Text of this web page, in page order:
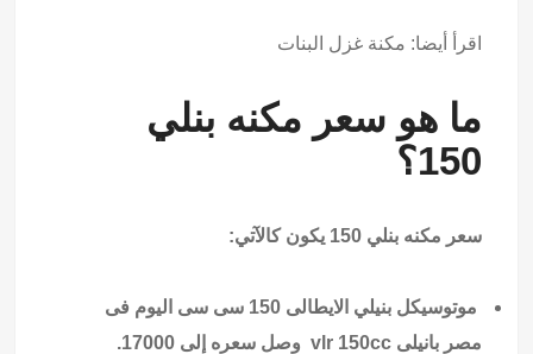
اقرأ أيضا: مكنة غزل البنات
ما هو سعر مكنه بنلي
150؟
سعر مكنه بنلي 150 يكون كالآتي:
موتوسيكل بنيلي الايطالى 150 سى سى اليوم فى
مصر بانيلى vlr 150cc وصل سعره إلى 17000.